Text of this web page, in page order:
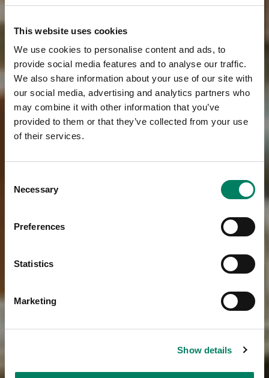
This website uses cookies
We use cookies to personalise content and ads, to
provide social media features and to analyse our traffic.
We also share information about your use of our site with
our social media, advertising and analytics partners who
may combine it with other information that you’ve
provided to them or that they’ve collected from your use
of their services.
Selection
Necessary
Preferences
Statistics
Marketing
Show details